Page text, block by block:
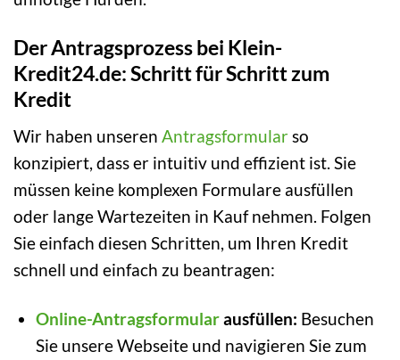
Der Antragsprozess bei Klein-
Kredit24.de: Schritt für Schritt zum
Kredit
Wir haben unseren Antragsformularso
konzipiert, dass er intuitiv und effizient ist. Sie
müssen keine komplexen Formulare ausfüllen
oder lange Wartezeiten in Kauf nehmen. Folgen
Sie einfach diesen Schritten, um Ihren Kredit
schnell und einfach zu beantragen:
Online-Antragsformularausfüllen: Besuchen
Sie unsere Webseite und navigieren Sie zum